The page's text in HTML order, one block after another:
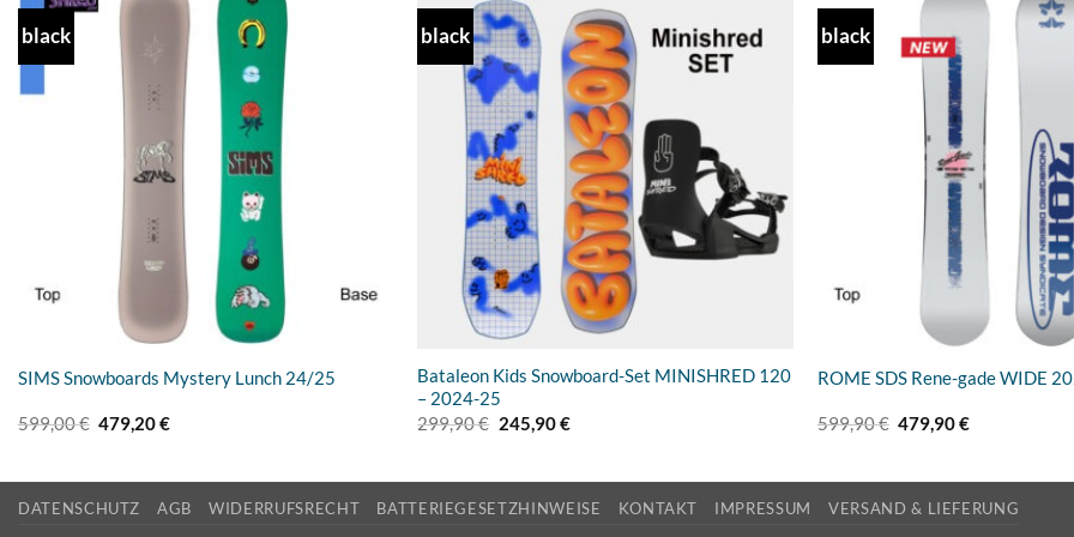
black
SIMS Snowboards Mystery Lunch 24/25
599,00€ Ursprünglicher
Preis
479,20€Aktueller
black
Add to
wishlist
Bataleon Kids Snowboard-Set MINISHRED 120
– 2024-25
299,90€ Ursprünglicher
Preis
245,90€Aktueller
black
ROME SDS Rene-gade WIDE
599,90€ Ursprünglicher
Preis
479,90€Aktueller
DATENSCHUTZ AGB WIDERRUFSRECHT BATTERIEGESETZHINWEISE KONTAKT IMPRESSUM VERSAND & LIEFERUNG